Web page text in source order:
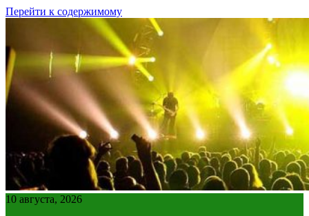
Перейти к содержимому
10 августа, 2026